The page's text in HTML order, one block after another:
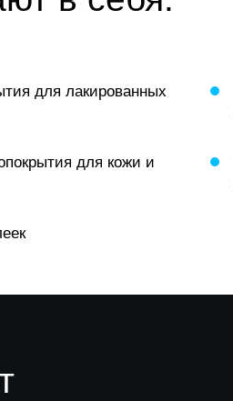
для лакированных
для кожи и